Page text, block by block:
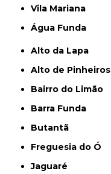
Vila Mariana
Água Funda
Alto da Lapa
Alto de Pinheiros
Bairro do Limão
Barra Funda
Butantã
Freguesia do Ó
Jaguaré